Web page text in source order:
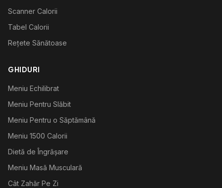
Scanner Calorii
Tabel Calorii
Rețete Sănătoase
GHIDURI
Meniu Echilibrat
Meniu Pentru Slăbit
Meniu Pentru o Săptămână
Meniu 1500 Calorii
Dietă de Îngrășare
Meniu Masă Musculară
Cât Zahăr Pe Zi